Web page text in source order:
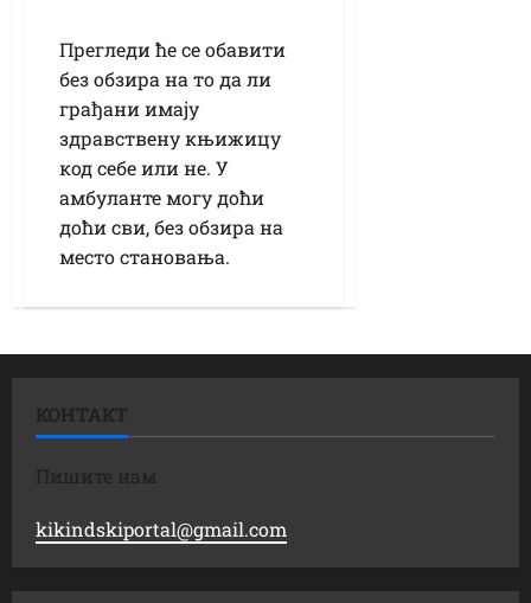
Прегледи ће се обавити
без обзира на то да ли
грађани имају
здравствену књижицу
код себе или не. У
амбуланте могу доћи
доћи сви, без обзира на
место становања.
КОНТАКТ
Пишите нам
kikindskiportal@gmail.com